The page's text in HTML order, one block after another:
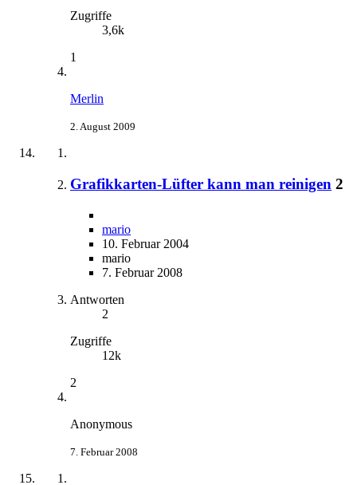
Zugriffe
3,6k
1
Merlin
2. August 2009
Grafikkarten-Lüfter kann man reinigen 2
mario
10. Februar 2004
mario
7. Februar 2008
Antworten
2
Zugriffe
12k
2
Anonymous
7. Februar 2008